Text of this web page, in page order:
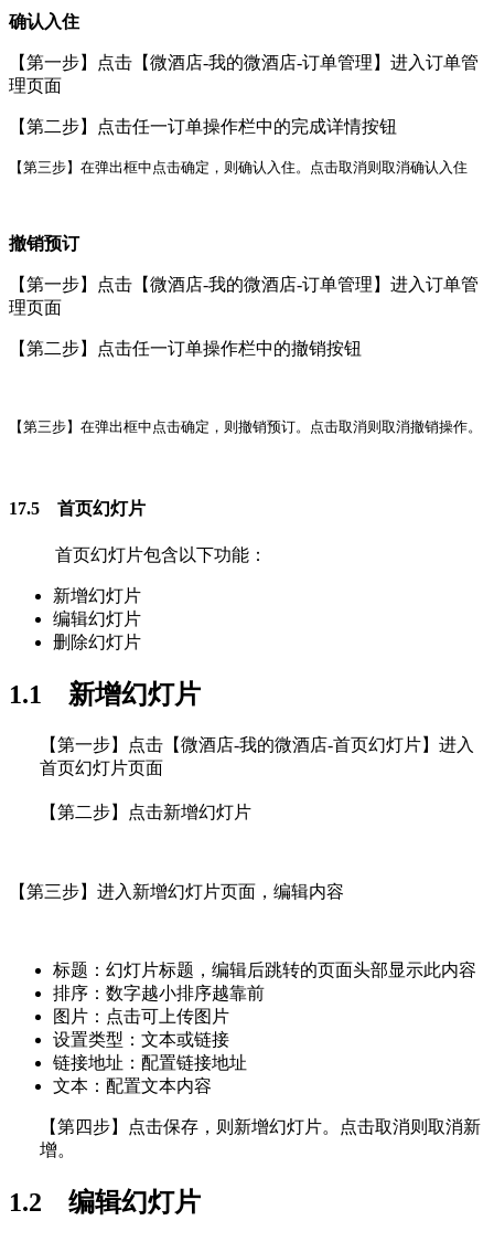
确认入住
【第一步】点击【微酒店-我的微酒店-订单管理】进入订单管
理页面
【第二步】点击任一订单操作栏中的完成详情按钮
【第三步】在弹出框中点击确定，则确认入住。点击取消则取消确认入住
撤销预订
【第一步】点击【微酒店-我的微酒店-订单管理】进入订单管
理页面
【第二步】点击任一订单操作栏中的撤销按钮
【第三步】在弹出框中点击确定，则撤销预订。点击取消则取消撤销操作。
17.5 首页幻灯片
首页幻灯片包含以下功能：
新增幻灯片
编辑幻灯片
删除幻灯片
1.1 新增幻灯片
【第一步】点击【微酒店-我的微酒店-首页幻灯片】进入
首页幻灯片页面
【第二步】点击新增幻灯片
【第三步】进入新增幻灯片页面，编辑内容
标题：幻灯片标题，编辑后跳转的页面头部显示此内容
排序：数字越小排序越靠前
图片：点击可上传图片
设置类型：文本或链接
链接地址：配置链接地址
文本：配置文本内容
【第四步】点击保存，则新增幻灯片。点击取消则取消新
增。
1.2 编辑幻灯片